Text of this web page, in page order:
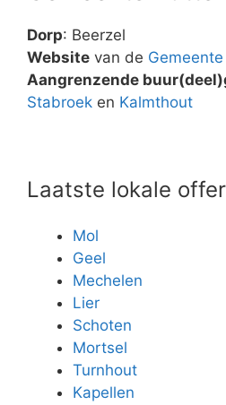
Dorp: Beerzel
Website van de
Aangrenzende
Stabroek en Kalmthout
Laatste lokale
Mol
Geel
Mechelen
Lier
Schoten
Mortsel
Turnhout
Kapellen